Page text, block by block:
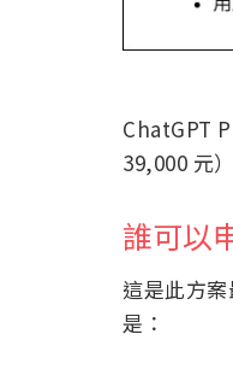
ChatGPT
39,000 元
誰可以
這是此方
是：